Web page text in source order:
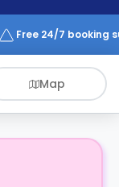
Free 24/7 booking
Map